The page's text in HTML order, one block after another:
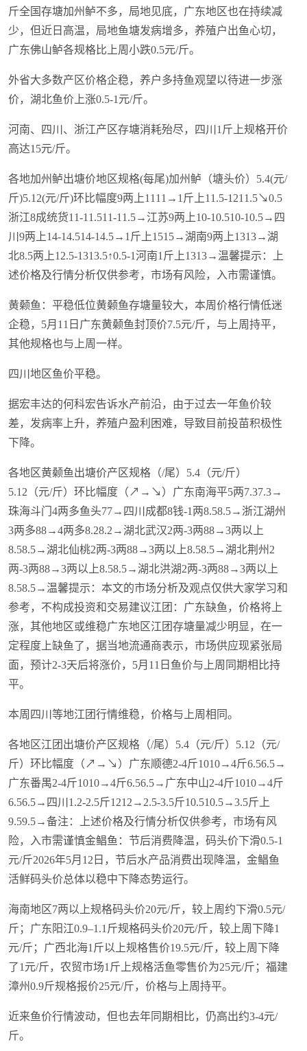
斤全国存塘加州鲈不多，局地见底，广东地区也在持续减
少，但近日高温，局地鱼塘发病增多，养殖户出鱼心切，
广东佛山鲈各规格比上周小跌0.5元/斤。
外省大多数产区价格企稳，养户多持鱼观望以待进一步涨
价，湖北鱼价上涨0.5-1元/斤。
河南、四川、浙江产区存塘消耗殆尽，四川1斤上规格开价
高达15元/斤。
各地加州鲈出塘价地区规格(每尾)加州鲈（塘头价）5.4(元/
斤)5.12(元/斤)环比幅度9两上1111→1斤上11.5-1211.5↘0.5
浙江8成统货11-11.511-11.5→江苏9两上10-10.510-10.5→四
川9两上14-14.514-14.5→1斤上1515→湖南9两上1313→湖
北8.5两上12.5-1313.5↑0.5-1河南1斤上1313→温馨提示：上
述价格及行情分析仅供参考，市场有风险，入市需谨慎。
黄颡鱼：平稳低位黄颡鱼存塘量较大，本周价格行情低迷
企稳，5月11日广东黄颡鱼封顶价7.5元/斤，与上周持平，
其他规格也与上周一样。
四川地区鱼价平稳。
据宏丰达的何科宏告诉水产前沿，由于过去一年鱼价较
差，发病率上升，养殖户盈利困难，导致目前投苗积极性
下降。
各地区黄颡鱼出塘价产区规格（/尾）5.4（元/斤）
5.12（元/斤）环比幅度（↗→↘）广东南海平5两7.37.3→
珠海斗门4两多鱼头77→四川成都8钱-1两8.58.5→浙江湖州
3两多88→4两多8.28.2→湖北武汉2两-3两88→3两以上
8.58.5→湖北仙桃2两-3两88→3两以上8.58.5→湖北荆州2
两-3两88→3两以上8.58.5→湖北洪湖2两-3两88→3两以上
8.58.5→温馨提示：本文的市场分析及观点仅供大家学习和
参考，不构成投资和交易建议江团：广东缺鱼，价格将上
涨，其他地区或维稳广东地区江团存塘量减少明显，在一
定程度上缺鱼了，据当地流通商表示，市场供应现紧张局
面，预计2-3天后将涨价，5月11日鱼价与上周同期相比持
平。
本周四川等地江团行情维稳，价格与上周相同。
各地区江团出塘价产区规格（/尾）5.4（元/斤）5.12（元/
斤）环比幅度（↗→↘）广东顺德2-4斤1010→4斤6.56.5→
广东番禺2-4斤1010→4斤6.56.5→广东中山2-4斤1010→4斤
6.56.5→四川1.2-2.5斤1212→2.5-3.5斤10.510.5→3.5斤上
9.59.5→备注：上述价格及行情分析仅供参考，市场有风
险，入市需谨慎金鲳鱼：节后消费降温，码头价下滑0.5-1
元/斤2026年5月12日，节后水产品消费出现降温，金鲳鱼
活鲜码头价总体以稳中下降态势运行。
海南地区7两以上规格码头价20元/斤，较上周约下滑0.5元/
斤；广东阳江0.9–1.1斤规格码头价20元/斤，较上周下降1
元/斤；广西北海1斤以上规格售价19.5元/斤，较上周下降
了1元/斤，农贸市场1斤上规格活鱼零售价为25元/斤；福建
漳州0.9斤规格报价25元/斤，价格与上周持平。
近来鱼价行情波动，但也去年同期相比，仍高出约3-4元/
斤。